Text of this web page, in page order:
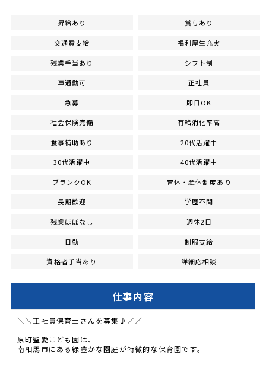
昇給あり 賞与あり
交通費支給 福利厚生充実
残業手当あり シフト制
車通勤可 正社員
急募 即日OK
社会保険完備 有給消化率高
食事補助あり 20代活躍中
30代活躍中 40代活躍中
ブランクOK 育休・産休制度あり
長期歓迎 学歴不問
残業ほぼなし 週休2日
日勤 制服支給
資格者手当あり 詳細応相談
仕事内容
＼＼正社員保育士さんを募集♪／／
原町聖愛こども園は、
南相馬市にある緑豊かな園庭が特徴的な保育園です。